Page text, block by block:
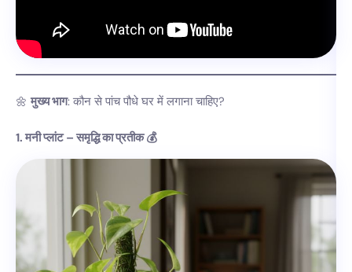
🌼 मुख्य भाग: कौन से पांच पौधे घर में लगाना चाहिए?
1. मनी प्लांट – समृद्धि का प्रतीक 💰